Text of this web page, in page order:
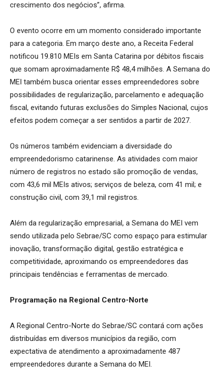
crescimento dos negócios”, afirma.
O evento ocorre em um momento considerado importante
para a categoria. Em março deste ano, a Receita Federal
notificou 19.810 MEIs em Santa Catarina por débitos fiscais
que somam aproximadamente R$ 48,4 milhões. A Semana do
MEI também busca orientar esses empreendedores sobre
possibilidades de regularização, parcelamento e adequação
fiscal, evitando futuras exclusões do Simples Nacional, cujos
efeitos podem começar a ser sentidos a partir de 2027.
Os números também evidenciam a diversidade do
empreendedorismo catarinense. As atividades com maior
número de registros no estado são promoção de vendas,
com 43,6 mil MEIs ativos; serviços de beleza, com 41 mil; e
construção civil, com 39,1 mil registros.
Além da regularização empresarial, a Semana do MEI vem
sendo utilizada pelo Sebrae/SC como espaço para estimular
inovação, transformação digital, gestão estratégica e
competitividade, aproximando os empreendedores das
principais tendências e ferramentas de mercado.
Programação na Regional Centro-Norte
A Regional Centro-Norte do Sebrae/SC contará com ações
distribuídas em diversos municípios da região, com
expectativa de atendimento a aproximadamente 487
empreendedores durante a Semana do MEI.